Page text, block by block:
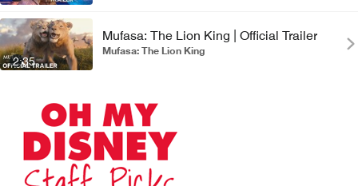
2:35
Mufasa: The Lion King | Official Trailer
Mufasa: The Lion King